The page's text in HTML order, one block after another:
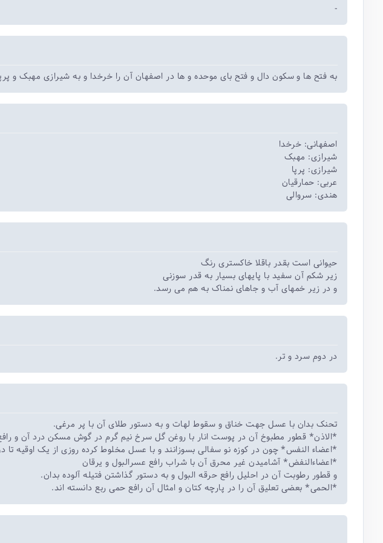
-
به فتح ها و سکون دال و فتح بای موحده و ها در اصفهان آن را خرخدا و به شیرازی مهبک و
اصفهانی: خرخدا
شیرازی: مهبک
شیرازی: پرپا
عربی: حمارقیان
هندی: سروالی
حیوانی است بقدر باقلا خاکستری رنگ
زیر شکم آن سفید با پایهای بسیار به قدر سوزنی
و در زیر خمهای آب و جاهای نمناک به هم می رسد.
در دوم سرد و تر.
تحنک بدان با عسل جهت خناق و سقوط لهات و به دستور طلای آن با پر مرغی.
*الاذن* قطور مطبوخ آن در پوست انار با روغن گل سرخ نیم گرم در گوش مسکن درد آن و
*اعضاء النفس* چون در کوزه نو سفالی بسوزانند و با عسل مخلوط کرده روزی از یک اوقیه
*اعضاءالنفض* آشامیدن غیر محرق آن با شراب رافع عسرالبول و یرقان
و قطور رطوبت آن در احلیل رافع حرقه البول و به دستور گذاشتن فتیله آلوده بدان.
*الحمی* بعضی تعلیق آن را در پارچه کتان و امثال آن رافع حمی ربع دانسته اند.